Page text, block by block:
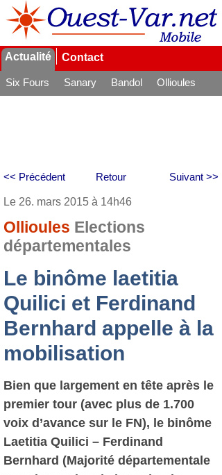
Actualité Contact
Six Fours Sanary Bandol
Ollioules
Retour
<< Précédent Suivant >>
Le 26. mars 2015 à 14h46
Ollioules Elections
départementales
Le binôme laetitia
Quilici et Ferdinand
Bernhard appelle à la
mobilisation
Bien que largement en tête après le
premier tour (avec plus de 1.700
voix d’avance sur le FN), le binôme
Laetitia Quilici – Ferdinand
Bernhard (Majorité départementale